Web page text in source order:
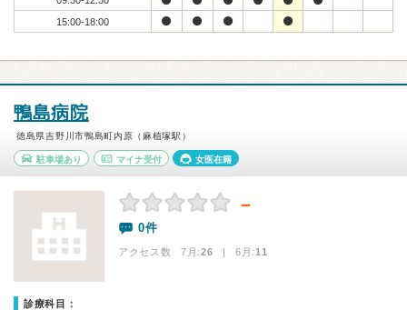
15:00-18:00
鴨島病院
徳島県吉野川市鴨島町内原（麻植塚駅）
駐車場あり マイナ受付 女医在籍
－
0件
アクセス数 7月:26 | 6月:11
診療科目：